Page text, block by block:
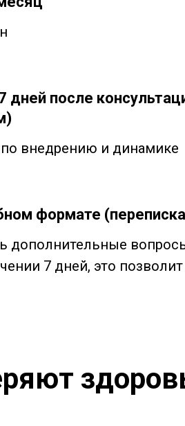
после
внедрению и динамике
формате
дополнительные
7 дней, это